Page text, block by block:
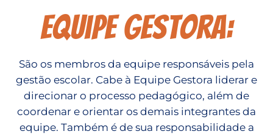
Equipe Gestora:
São os membros da equipe responsáveis pela
gestão escolar. Cabe à Equipe Gestora liderar e
direcionar o processo pedagógico, além de
coordenar e orientar os demais integrantes da
equipe. Também é de sua responsabilidade a